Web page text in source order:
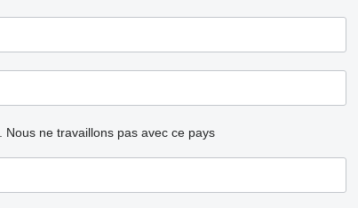
Nous ne travaillons pas avec ce pays